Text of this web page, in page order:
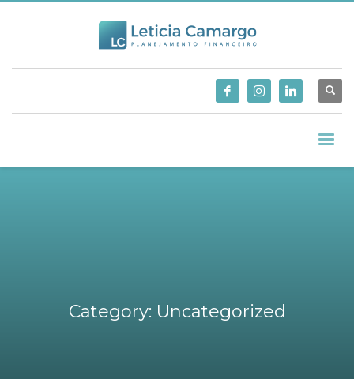
Category: Uncategorized